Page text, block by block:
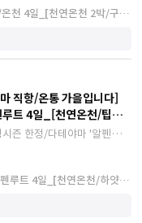
천 4일_[천연온천 2박/구로
직항/온통 가을입니다]
트 4일_[천연온천/팁포
즌 한정/다테야마 '알펜루
승/노팁,노옵션 현지 추가 경
루트 4일_[천연온천/하얏트